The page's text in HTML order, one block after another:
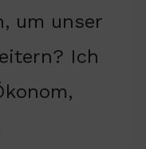
um unser
Ich